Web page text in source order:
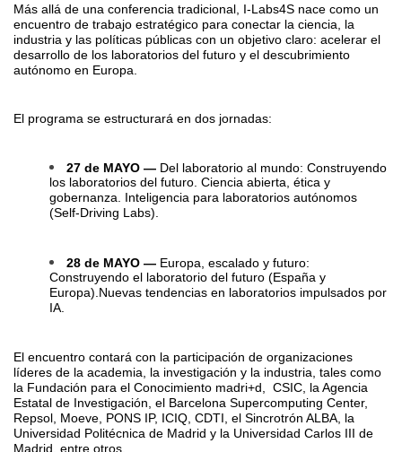
Más allá de una conferencia tradicional, I-Labs4S nace como un
encuentro de trabajo estratégico para conectar la ciencia, la
industria y las políticas públicas con un objetivo claro: acelerar el
desarrollo de los laboratorios del futuro y el descubrimiento
autónomo en Europa.
El programa se estructurará en dos jornadas:
27 de MAYO — Del laboratorio al mundo: Construyendo
los laboratorios del futuro. Ciencia abierta, ética y
gobernanza. Inteligencia para laboratorios autónomos
(Self-Driving Labs).
28 de MAYO — Europa, escalado y futuro:
Construyendo el laboratorio del futuro (España y
Europa).Nuevas tendencias en laboratorios impulsados por
IA.
El encuentro contará con la participación de organizaciones
líderes de la academia, la investigación y la industria, tales como
la Fundación para el Conocimiento madri+d, CSIC, la Agencia
Estatal de Investigación, el Barcelona Supercomputing Center,
Repsol, Moeve, PONS IP, ICIQ, CDTI, el Sincrotrón ALBA, la
Universidad Politécnica de Madrid y la Universidad Carlos III de
Madrid, entre otros.